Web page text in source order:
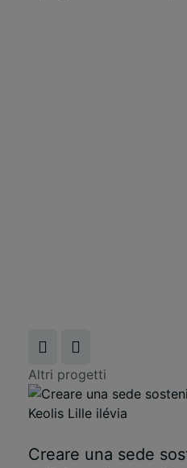
Altri progetti
Creare una sede